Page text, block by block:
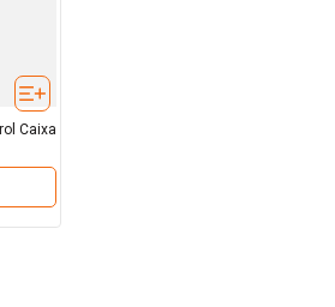
Caixa